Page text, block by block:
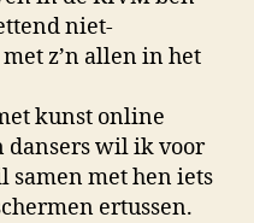
niet-
z’n allen in het
kunst online
dansers wil ik voor
samen met hen iets
ertussen.